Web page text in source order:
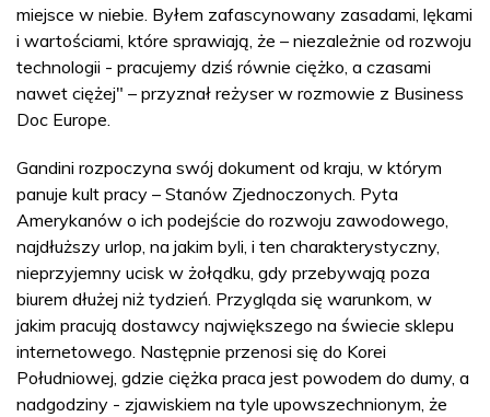
miejsce w niebie. Byłem zafascynowany zasadami, lękami
i wartościami, które sprawiają, że – niezależnie od rozwoju
technologii - pracujemy dziś równie ciężko, a czasami
nawet ciężej" – przyznał reżyser w rozmowie z Business
Doc Europe.
Gandini rozpoczyna swój dokument od kraju, w którym
panuje kult pracy – Stanów Zjednoczonych. Pyta
Amerykanów o ich podejście do rozwoju zawodowego,
najdłuższy urlop, na jakim byli, i ten charakterystyczny,
nieprzyjemny ucisk w żołądku, gdy przebywają poza
biurem dłużej niż tydzień. Przygląda się warunkom, w
jakim pracują dostawcy największego na świecie sklepu
internetowego. Następnie przenosi się do Korei
Południowej, gdzie ciężka praca jest powodem do dumy, a
nadgodziny - zjawiskiem na tyle upowszechnionym, że